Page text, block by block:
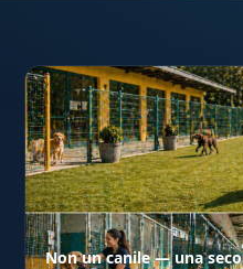
Non un canile — una